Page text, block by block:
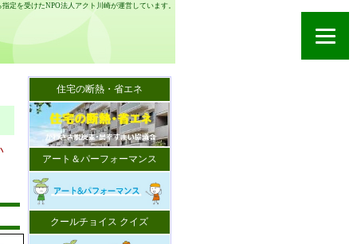
定を受けたNPO法人アクト川崎が運営しています。
住宅の断熱・省エネ
アート＆パーフォーマンス
クールチョイス クイズ